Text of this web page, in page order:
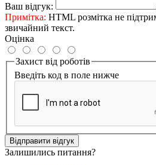
Ваш відгук:
Примітка: HTML розмітка не
звичайний текст.
Оцінка
Захист від роботів
Введіть код в поле нижче
Відправити відгук
Залишились питання?